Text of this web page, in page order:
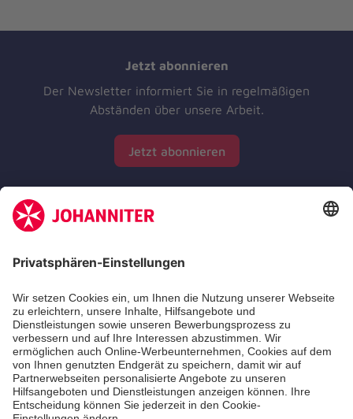
Jetzt abonnieren
Der Newsletter informiert Sie in regelmäßigen
Abständen über unsere Arbeit.
Jetzt abonnieren
Zertifizierung der Johanniter-Unfall-Hilfe e.V.
Die Johanniter GmbH führt das Spendenzertifikat
des Deutschen Spendenrats e.V.